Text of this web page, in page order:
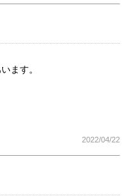
ます。
2022/04/22